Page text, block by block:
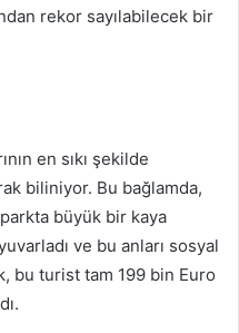
rekor sayılabilecek bir
en sıkı şekilde
biliniyor. Bu bağlamda,
büyük bir kaya
ve bu anları sosyal
bu turist tam 199 bin Euro